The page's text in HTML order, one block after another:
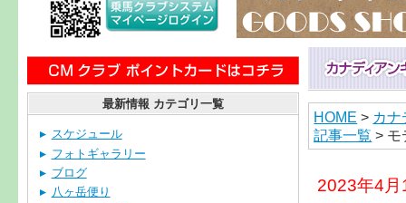
HOME > カ
記事一覧 > モ
2023年4月
最新情報 カテゴリ一覧
スケジュール
フォトギャラリー
ブログ
八ヶ岳便り